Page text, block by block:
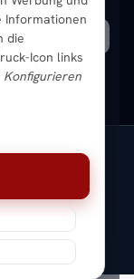
Informationen
die
Icon links
Konfigurieren
VERSAND MIT
Versand
Versandkosten